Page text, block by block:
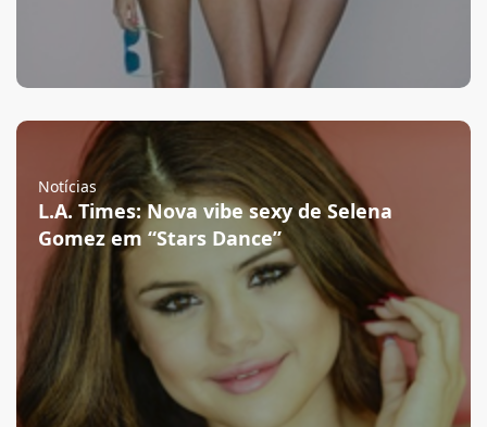
Notícias
L.A. Times: Nova vibe sexy de Selena
Gomez em “Stars Dance”